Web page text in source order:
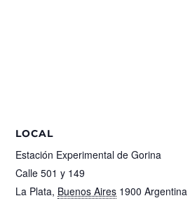
LOCAL
Estación Experimental de Gorina
Calle 501 y 149
La Plata, Buenos Aires 1900 Argentina